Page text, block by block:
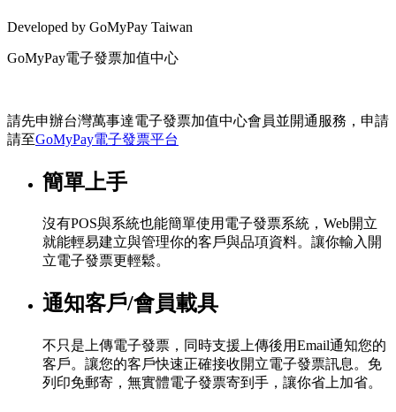
Developed by GoMyPay Taiwan
GoMyPay電子發票加值中心
請先申辦台灣萬事達電子發票加值中心會員並開通服務，申請
請至GoMyPay電子發票平台
簡單上手
沒有POS與系統也能簡單使用電子發票系統，Web開立
就能輕易建立與管理你的客戶與品項資料。讓你輸入開
立電子發票更輕鬆。
通知客戶/會員載具
不只是上傳電子發票，同時支援上傳後用Email通知您的
客戶。讓您的客戶快速正確接收開立電子發票訊息。免
列印免郵寄，無實體電子發票寄到手，讓你省上加省。